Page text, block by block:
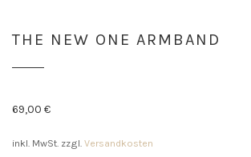
THE NEW ONE ARMBAND
69,00 €
inkl. MwSt. zzgl. Versandkosten